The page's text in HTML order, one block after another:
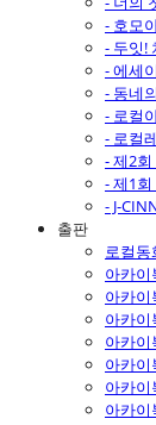
- 호모
- 두잇!
- 에세
- 동네
- 로컬
- 로컬
- 제2
- 제1
- J-
출판
로컬동
아카이
아카이
아카이
아카이
아카이
아카이
아카이